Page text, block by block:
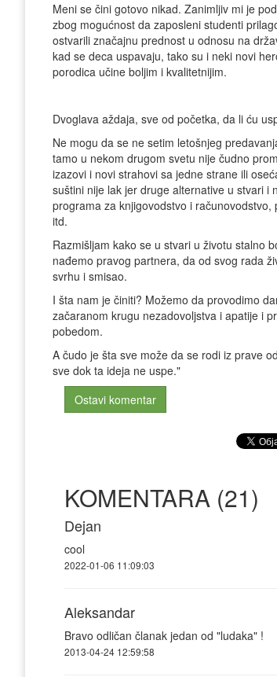
Meni se čini gotovo nikad. Zanimljiv mi je
zbog mogućnost da zaposleni studenti
ostvarili značajnu prednost u odnosu na
kad se deca uspavaju, tako su i neki novi
porodica učine boljim i kvalitetnijim.
Dvoglava aždaja, sve od početka, da li ću
Ne mogu da se ne setim letošnjeg
tamo u nekom drugom svetu nije čudno
izazovi i novi strahovi sa jedne strane ili
suštini nije lak jer druge alternative u stvari i
programa za knjigovodstvo i
itd.
Razmišljam kako se u stvari u životu stalno
nađemo pravog partnera, da od svog rada
svrhu i smisao.
I šta nam je činiti? Možemo da provodimo
začaranom krugu nezadovoljstva i apatije i
pobedom.
A čudo je šta sve može da se rodi iz prave
sve dok ta ideja ne uspe."
Ostavi komentar
KOMENTARA (21)
Dejan
cool
2022-01-06 11:09:03
Aleksandar
Bravo odličan članak jedan od "ludaka" !
2013-04-24 12:59:58